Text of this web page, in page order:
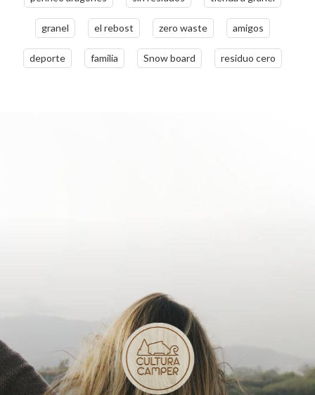
granel el rebost zero waste amigos
deporte familia Snow board residuo cero